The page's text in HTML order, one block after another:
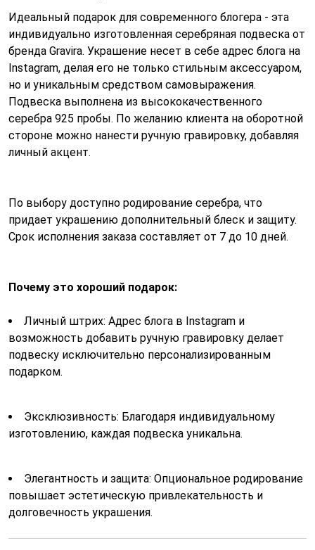
Идеальный подарок для современного блогера - эта
индивидуально изготовленная серебряная подвеска от
бренда Gravira. Украшение несет в себе адрес блога на
Instagram, делая его не только стильным аксессуаром,
но и уникальным средством самовыражения.
Подвеска выполнена из высококачественного
серебра 925 пробы. По желанию клиента на оборотной
стороне можно нанести ручную гравировку, добавляя
личный акцент.
По выбору доступно родирование серебра, что
придает украшению дополнительный блеск и защиту.
Срок исполнения заказа составляет от 7 до 10 дней.
Почему это хороший подарок:
Личный штрих: Адрес блога в Instagram и
возможность добавить ручную гравировку делает
подвеску исключительно персонализированным
подарком.
Эксклюзивность: Благодаря индивидуальному
изготовлению, каждая подвеска уникальна.
Элегантность и защита: Опциональное родирование
повышает эстетическую привлекательность и
долговечность украшения.